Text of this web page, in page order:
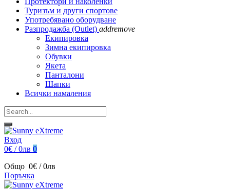
Туризъм и други спортове
Употребявано оборудване
Разпродажба (Outlet) addremove
Екипировка
Зимна екипировка
Обувки
Якета
Панталони
Шапки
Всички намаления
Вход
0€ / 0лв 0
Общо 0€ / 0лв
Поръчка